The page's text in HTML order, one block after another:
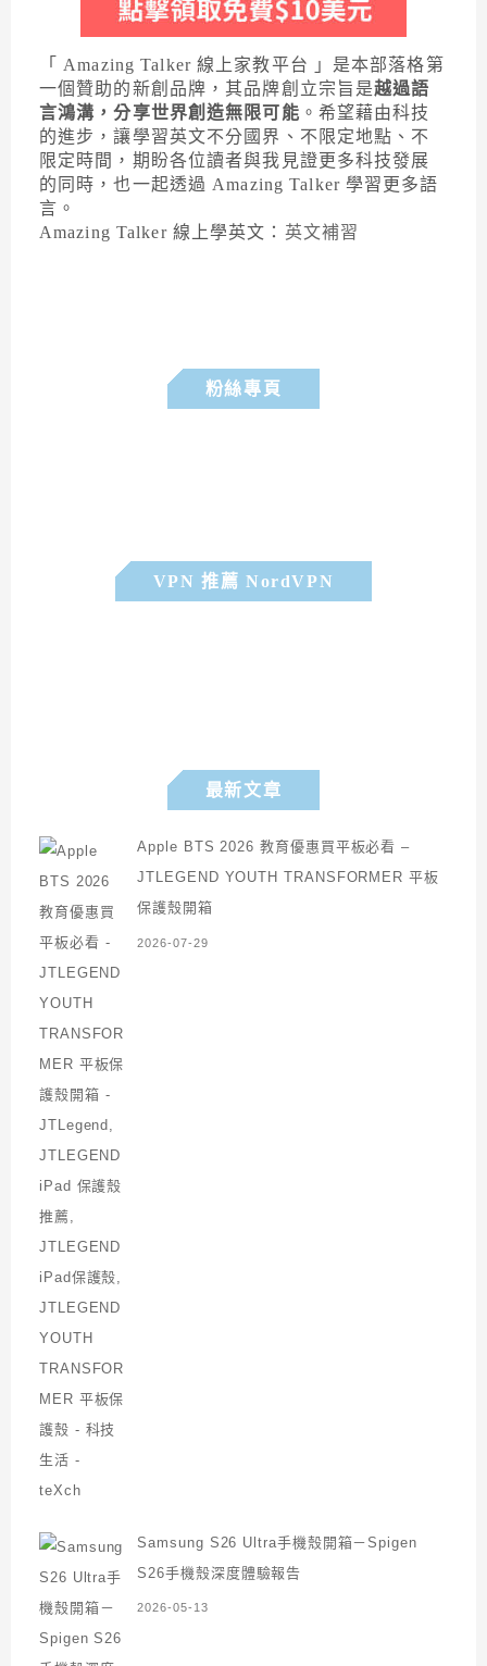
「 Amazing Talker 線上家教平台 」是本部落格第
一個贊助的新創品牌，其品牌創立宗旨是越過語
言鴻溝，分享世界創造無限可能 。希望藉由科技
的進步，讓學習英文不分國界、不限定地點、不
限定時間，期盼各位讀者與我見證更多科技發展
的同時，也一起透過 Amazing Talker 學習更多語
言。
Amazing Talker 線上學英文： 英文補習
粉絲專頁
VPN 推薦 NordVPN
最新文章
Apple BTS 2026 教育優惠買平板必看 –
JTLEGEND YOUTH TRANSFORMER 平板
保護殼開箱
2026-07-29
Samsung S26 Ultra手機殼開箱－Spigen
S26手機殼深度體驗報告
2026-05-13